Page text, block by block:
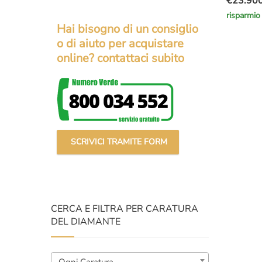
Il
prezzo
Il
prezzo
risparmio
Hai bisogno di un consiglio
o di aiuto per acquistare
online? contattaci subito
SCRIVICI TRAMITE FORM
CERCA E FILTRA PER CARATURA
DEL DIAMANTE